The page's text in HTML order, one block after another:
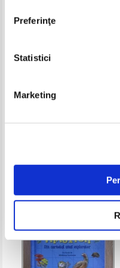
Preferinţe
Statistici
Marketing
prietenele ei